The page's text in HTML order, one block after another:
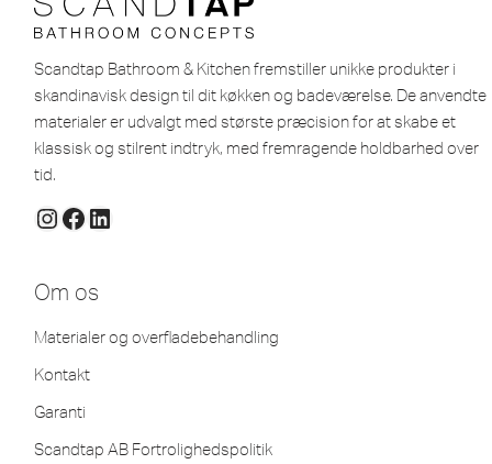
Scandtap Bathroom & Kitchen fremstiller unikke produkter i
skandinavisk design til dit køkken og badeværelse. De anvendte
materialer er udvalgt med største præcision for at skabe et
klassisk og stilrent indtryk, med fremragende holdbarhed over
tid.
Om os
Materialer og overfladebehandling
Kontakt
Garanti
Scandtap AB Fortrolighedspolitik